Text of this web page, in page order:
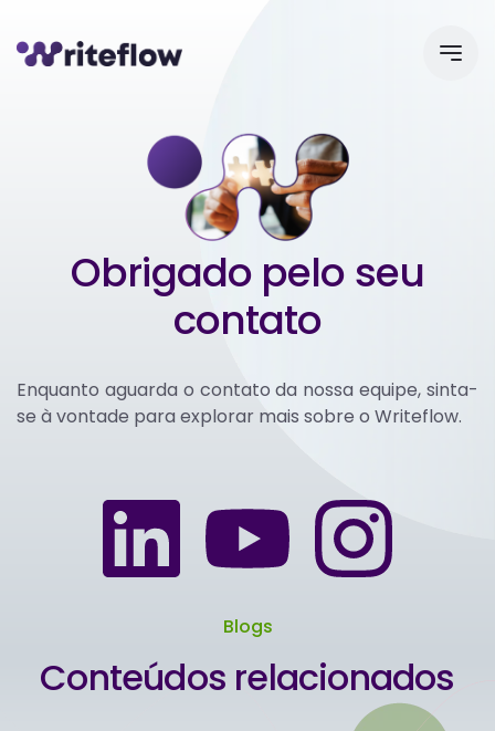
Obrigado pelo seu
contato
Enquanto aguarda o contato da nossa equipe, sinta-
se à vontade para explorar mais sobre o Writeflow.
Blogs
Conteúdos relacionados